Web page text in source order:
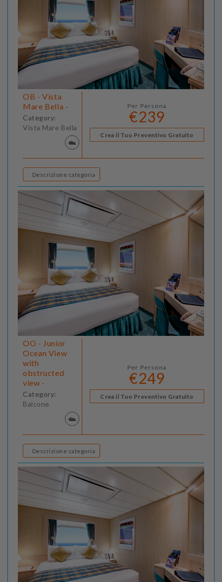
OB - Vista
Mare Bella -
Category:
Vista Mare Bella
Per Persona
€239
Crea il Tuo Preventivo Gratuito
Descrizione categoria
OO - Junior
Ocean View
with
obstructed
view -
Category:
Balcone
Per Persona
€249
Crea il Tuo Preventivo Gratuito
Descrizione categoria